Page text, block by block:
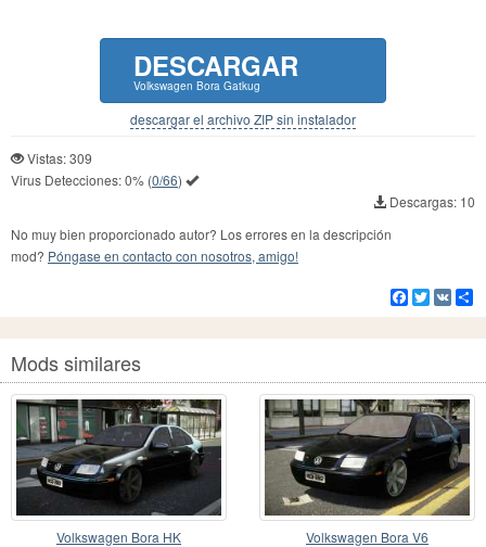
DESCARGAR
Volkswagen Bora Gatkug
descargar el archivo ZIP sin instalador
Vistas: 309
Virus Detecciones:0% (0/66)
Descargas: 10
No muy bien proporcionado autor? Los errores en la descripción
mod? Póngase en contacto con nosotros, amigo!
Facebook
Twitter
VK
Mods similares
Volkswagen Bora HK Volkswagen Bora V6